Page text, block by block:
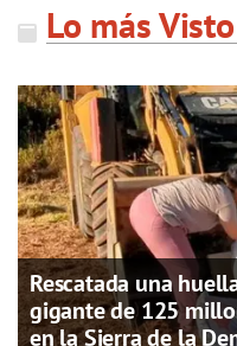
Lo más Visto
Rescatada una
gigante de 125
en la Sierra de la